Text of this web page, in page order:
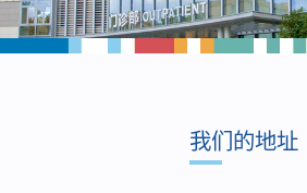
我们的地址